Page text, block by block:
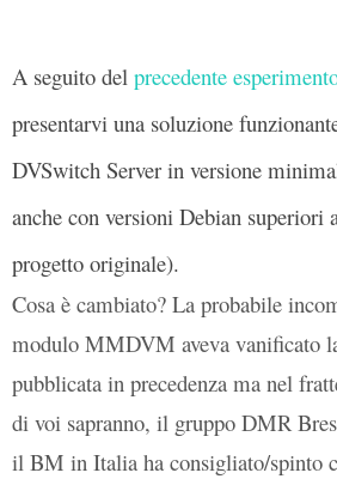
A seguito del precedente
presentarvi una soluzione
DVSwitch Server in versione
anche con versioni Debian superiori
progetto originale).
Cosa è cambiato? La probabile
modulo MMDVM aveva vanificato
pubblicata in precedenza ma nel
di voi sapranno, il gruppo DMR
il BM in Italia ha consigliato/spinto